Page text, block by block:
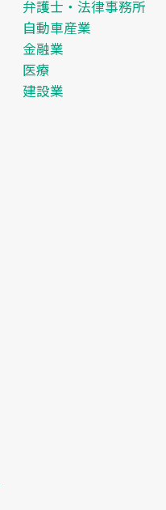
弁護士・法律事務所
自動車産業
金融業
医療
建設業